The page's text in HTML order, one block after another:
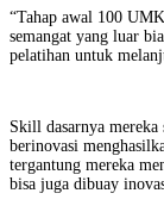
“Tahap awal 100
semangat yang luar
pelatihan untuk
Skill dasarnya
berinovasi
tergantung mereka
bisa juga dibuay